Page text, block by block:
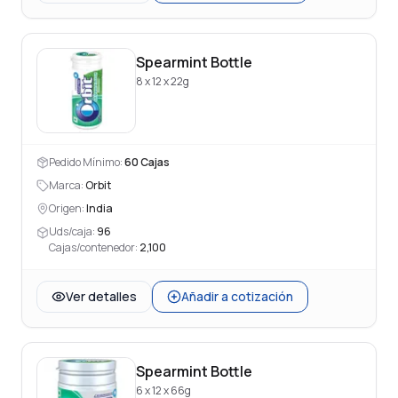
Spearmint Bottle
8 x 12 x 22g
Pedido Mínimo:60Cajas
Marca:Orbit
Origen:India
Uds/caja:96
Cajas/contenedor: 2,100
Ver detalles Añadir a cotización
Spearmint Bottle
6 x 12 x 66g